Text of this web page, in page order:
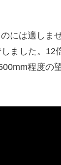
には適しま
しました。12
程度の